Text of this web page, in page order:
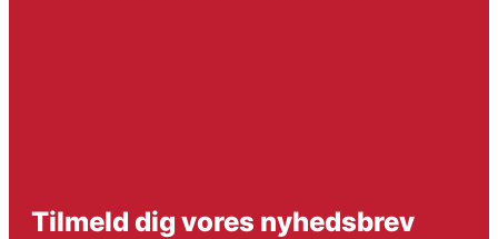
Tilmeld dig vores nyhedsbrev